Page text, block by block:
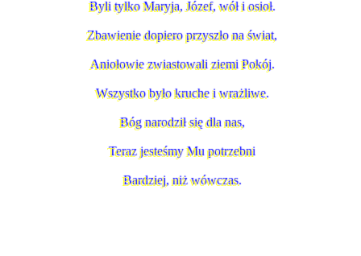
Byli tylko Maryja, Józef, wół i osioł.
Zbawienie dopiero przyszło na świat,
Aniołowie zwiastowali ziemi Pokój.
Wszystko było kruche i wrażliwe.
Bóg narodził się dla nas,
Teraz jesteśmy Mu potrzebni
Bardziej, niż wówczas.